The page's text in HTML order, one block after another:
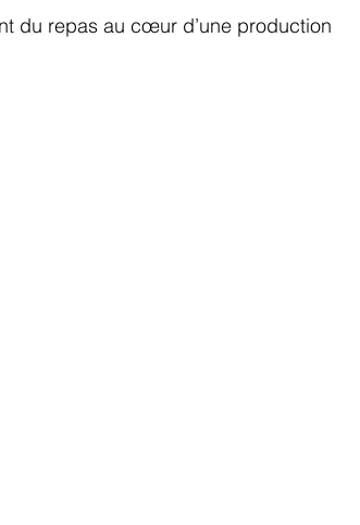
du repas au cœur d’une production